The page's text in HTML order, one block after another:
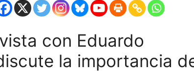
con Eduardo
la importancia